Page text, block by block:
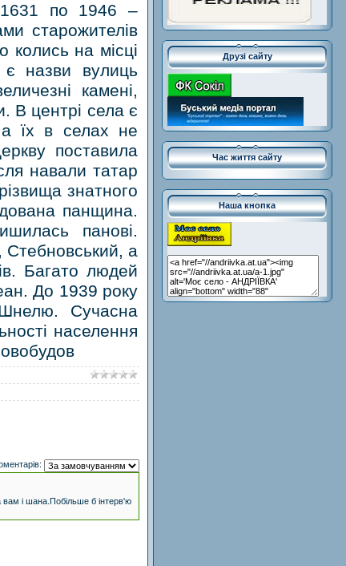
1631 по 1946 –
старожителів
колись на місці
назви вулиць
камені,
В центрі села є
їх в селах не
поставила
навали татар
знатного
панщина.
панові.
Стебновський, а
Багато людей
До 1939 року
Сучасна
населення
вам і шана.Побільше б інтерв'ю
Друзі сайту
Час життя сайту
Наша кнопка